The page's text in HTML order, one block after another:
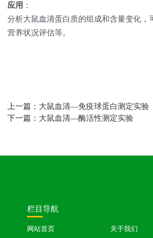
应用 ：
分析大鼠血清蛋白质的组成和含量变化，
营养状况评估等。
上一篇： 大鼠血清—免疫球蛋白测定实验
下一篇： 大鼠血清—酶活性测定实验
栏目导航
网站首页
关于我们